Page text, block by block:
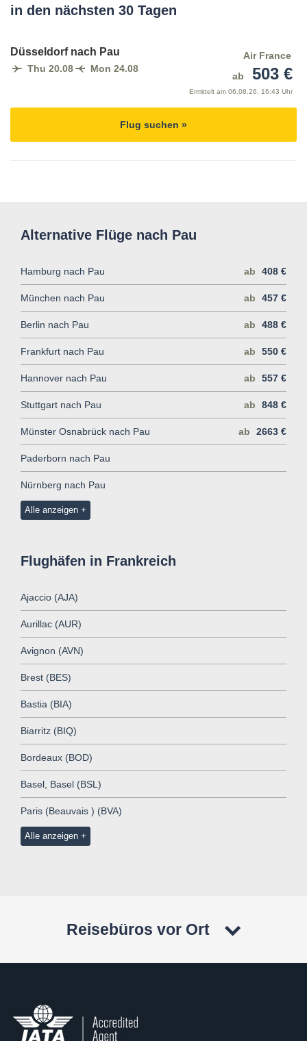
in den nächsten 30 Tagen
Düsseldorf nach Pau
Thu 20.08 Mon 24.08
Air France
ab
503 €
Ermittelt am 06.08.26, 16:43 Uhr
Flug suchen »
Alternative Flüge nach Pau
Hamburg nach Pau ab 408 €
München nach Pau ab 457 €
Berlin nach Pau ab 488 €
Frankfurt nach Pau ab 550 €
Hannover nach Pau ab 557 €
Stuttgart nach Pau ab 848 €
Münster Osnabrück nach Pau ab 2663 €
Paderborn nach Pau
Nürnberg nach Pau
Alle anzeigen
Flughäfen in Frankreich
Ajaccio (AJA)
Aurillac (AUR)
Avignon (AVN)
Brest (BES)
Bastia (BIA)
Biarritz (BIQ)
Bordeaux (BOD)
Basel, Basel (BSL)
Paris (Beauvais ) (BVA)
Alle anzeigen
Reisebüros vor Ort